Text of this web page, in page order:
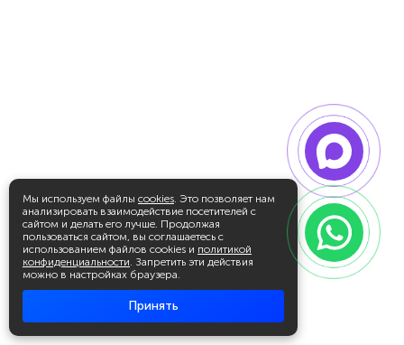
Мы используем файлы cookies. Это позволяет нам
анализировать взаимодействие посетителей с
сайтом и делать его лучше. Продолжая
пользоваться сайтом, вы соглашаетесь с
использованием файлов cookies и политикой
конфиденциальности. Запретить эти действия
можно в настройках браузера.
Принять